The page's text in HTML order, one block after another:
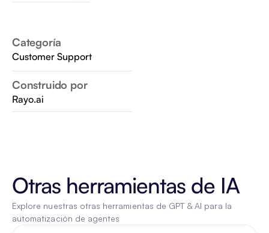
Categoría
Customer Support
Construido por
Rayo.ai
Otras herramientas de IA
Explore nuestras otras herramientas de GPT & AI para la
automatización de agentes